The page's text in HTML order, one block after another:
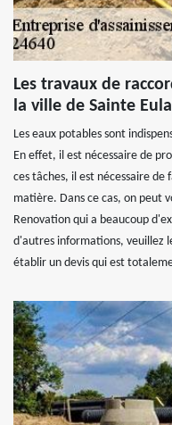
Les travaux de
la ville de Sainte
Les eaux potables sont
En effet, il est nécessaire de
ces tâches, il est nécessaire de
matière. Dans ce cas, on peut
Renovation qui a beaucoup
d'autres informations, veuillez
établir un devis qui est